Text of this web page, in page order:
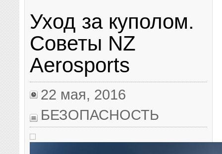
Уход за куполом.
Советы NZ
Aerosports
22 мая, 2016
БЕЗОПАСНОСТЬ